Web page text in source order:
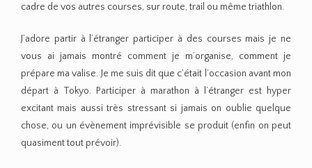
cadre de vos autres courses, sur route, trail ou même triathlon.
J’adore partir à l’étranger participer à des courses mais je ne
vous ai jamais montré comment je m’organise, comment je
prépare ma valise. Je me suis dit que c’était l’occasion avant mon
départ à Tokyo. Participer à marathon à l’étranger est hyper
excitant mais aussi très stressant si jamais on oublie quelque
chose, ou un évènement imprévisible se produit (enfin on peut
quasiment tout prévoir).